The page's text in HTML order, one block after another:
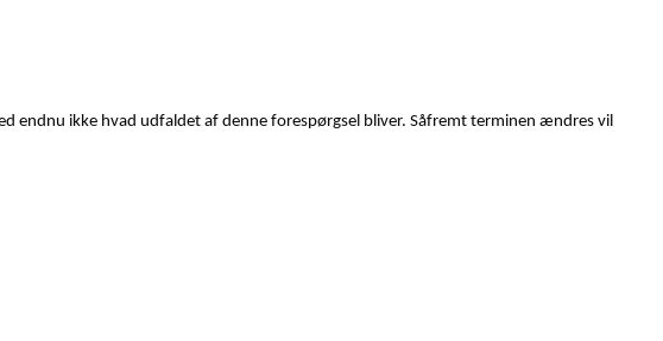
ikke hvad udfaldet af denne forespørgsel bliver. Såfremt terminen ændres vil